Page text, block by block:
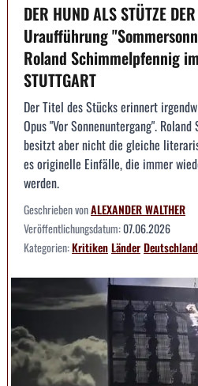
DER HUND ALS STÜTZE
Uraufführung
Roland Schimmelpfennig
STUTTGART
Der Titel des Stücks erinnert
Opus "Vor Sonnenuntergang".
besitzt aber nicht die gleiche
es originelle Einfälle, die immer
werden.
Geschrieben vonALEXANDER WALTHER
Veröffentlichungsdatum:07.06.2026
Kategorien:KritikenLänderDeutschland